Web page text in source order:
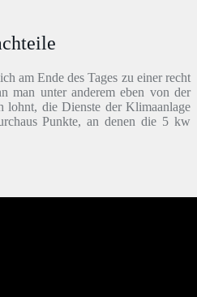
am Ende des Tages zu einer recht
man unter anderem eben von der
lohnt, die Dienste der Klimaanlage
Punkte, an denen die 5 kw